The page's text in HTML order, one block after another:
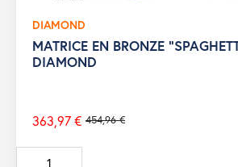
DIAMOND
MATRICE EN BRONZE
DIAMOND
Prix
de
454,96 €
363,97 €